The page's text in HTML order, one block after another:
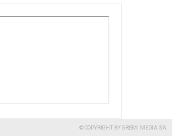
© COPYRIGHT BY GREMI MEDIA SA